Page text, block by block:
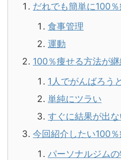
だれでも簡単に100
食事管理
運動
100％痩せる方法が
1人でがんばろう
単純にツラい
すぐに結果が出な
今回紹介したい100
パーソナルジム